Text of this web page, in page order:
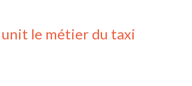
le métier du taxi